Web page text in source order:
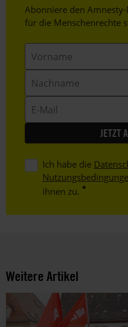
Header
Text
Abonniere den
für die Menschenrechte
Mail
Ich habe die
ihnen zu.
Weitere Artikel